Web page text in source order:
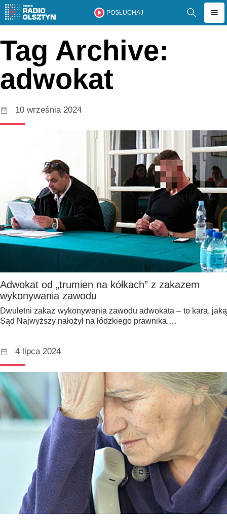
POSŁUCHAJ
Tag Archive:
adwokat
10 września 2024
Adwokat od „trumien na kółkach” z zakazem
wykonywania zawodu
Dwuletni zakaz wykonywania zawodu adwokata – to kara, jaką
Sąd Najwyższy nałożył na łódzkiego prawnika.…
4 lipca 2024